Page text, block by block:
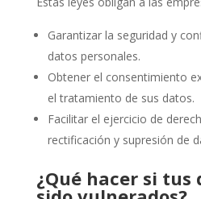
Garantizar la seguridad y
datos personales.
Obtener el consentimiento
el tratamiento de sus datos.
Facilitar el ejercicio de
rectificación y supresión de
¿Qué hacer si tus